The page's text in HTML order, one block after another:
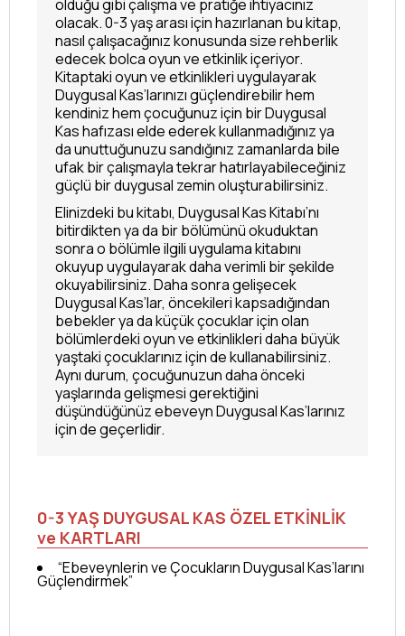
olduğu gibi çalışma ve pratiğe ihtiyacınız
olacak. 0-3 yaş arası için hazırlanan bu kitap,
nasıl çalışacağınız konusunda size rehberlik
edecek bolca oyun ve etkinlik içeriyor.
Kitaptaki oyun ve etkinlikleri uygulayarak
Duygusal Kas’larınızı güçlendirebilir hem
kendiniz hem çocuğunuz için bir Duygusal
Kas hafızası elde ederek kullanmadığınız ya
da unuttuğunuzu sandığınız zamanlarda bile
ufak bir çalışmayla tekrar hatırlayabileceğiniz
güçlü bir duygusal zemin oluşturabilirsiniz.
Elinizdeki bu kitabı, Duygusal Kas Kitabı’nı
bitirdikten ya da bir bölümünü okuduktan
sonra o bölümle ilgili uygulama kitabını
okuyup uygulayarak daha verimli bir şekilde
okuyabilirsiniz. Daha sonra gelişecek
Duygusal Kas’lar, öncekileri kapsadığından
bebekler ya da küçük çocuklar için olan
bölümlerdeki oyun ve etkinlikleri daha büyük
yaştaki çocuklarınız için de kullanabilirsiniz.
Aynı durum, çocuğunuzun daha önceki
yaşlarında gelişmesi gerektiğini
düşündüğünüz ebeveyn Duygusal Kas’larınız
için de geçerlidir.
0-3 YAŞ DUYGUSAL KAS ÖZEL ETKİNLİK
ve KARTLARI
“Ebeveynlerin ve Çocukların Duygusal Kas’larını
Güçlendirmek”